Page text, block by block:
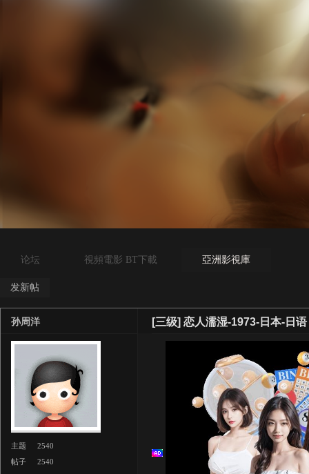
论坛 視頻電影 BT下載 亞洲影視庫
发新帖
[三级] 恋人濡湿-1973-日本-日语
孙周洋
主题
2540
帖子
2540